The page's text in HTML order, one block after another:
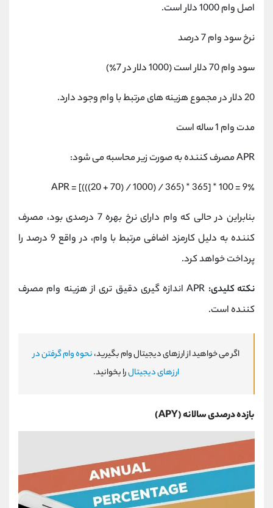
اصل وام 1000 دلار است.
نرخ سود وام 7 درصد
سود وام 70 دلار است (1000 دلار در 7٪)
20 دلار در مجموع هزینه های مرتبط با وام وجود دارد.
مدت وام 1 ساله است
APR مصرف کننده به صورت زیر محاسبه می شود:
APR = [(((20 + 70) / 1000) / 365) * 365] * 100 = 9٪
بنابراین در حالی که وام دارای نرخ بهره 7 درصدی بود، مصرف
کننده به دلیل کارمزد اضافی مرتبط با وام، در واقع 9 درصد را
پرداخت خواهد کرد.
نکته کلیدی:
APR اندازه گیری دقیق تری از هزینه وام مصرف
کننده است.
اگر می خواهید از ارزهای دیجیتال وام بگیرید،نحوه وام گرفتن در
ارزهای دیجیتالرا بخوانید.
بازده درصدی سالانه (APY)